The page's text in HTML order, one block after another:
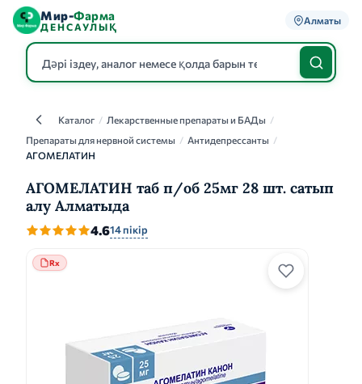
Мир-Фарма
ДЕНСАУЛЫҚ
Алматы
КаталогКаталог / Лекарственные препараты и БАДы /
Препараты для нервной системы / Антидепрессанты /
АГОМЕЛАТИН
АГОМЕЛАТИН таб п/об 25мг 28 шт. сатып
алу Алматыда
4.614 пікір
Rx